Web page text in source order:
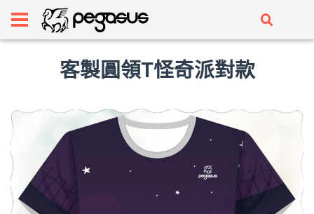
客製圓領T怪奇派對款